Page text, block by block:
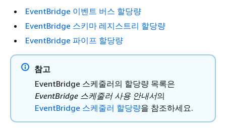
EventBridge 이벤트 버스 할당량
EventBridge 스키마 레지스트리 할당량
EventBridge 파이프 할당량
참고
EventBridge 스케줄러의 할당량 목록은
EventBridge 스케줄러 사용 안내서의
EventBridge 스케줄러 할당량을 참조하세요.